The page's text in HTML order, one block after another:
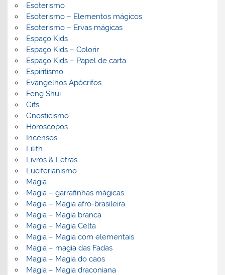
Esoterismo
Esoterismo – Elementos mágicos
Esoterismo – Ervas mágicas
Espaço Kids
Espaço Kids – Colorir
Espaço Kids – Papel de carta
Espiritismo
Evangelhos Apócrifos
Feng Shui
Gifs
Gnosticismo
Horoscopos
Incensos
Lilith
Livros & Letras
Luciferianismo
Magia
Magia – garrafinhas mágicas
Magia – Magia afro-brasileira
Magia – Magia branca
Magia – Magia Celta
Magia – Magia com elementais
Magia – magia das Fadas
Magia – Magia do caos
Magia – Magia draconiana